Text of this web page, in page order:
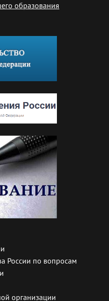
образования
России по вопросам
организации